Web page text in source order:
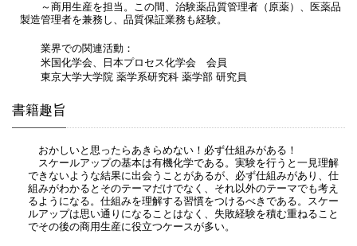
～商用生産を担当。この間、治験薬品質管理者（原薬）、医薬品
製造管理者を兼務し、品質保証業務も経験。
業界での関連活動：
米国化学会、日本プロセス化学会 会員
東京大学大学院 薬学系研究科 薬学部 研究員
書籍趣旨
おかしいと思ったらあきらめない！必ず仕組みがある！
スケールアップの基本は有機化学である。実験を行うと一見理解
できないような結果に出会うことがあるが、必ず仕組みがあり、仕
組みがわかるとそのテーマだけでなく、それ以外のテーマでも考え
るようになる。仕組みを理解する習慣をつけるべきである。スケー
ルアップは思い通りになることはなく、失敗経験を積む重ねること
でその後の商用生産に役立つケースが多い。